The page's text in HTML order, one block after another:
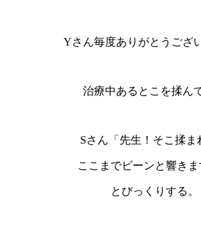
Yさん毎度ありがとうござ
治療中あるとこを揉ん
Sさん「先生！そこ揉ま
ここまでビーンと響きま
とびっくりする。